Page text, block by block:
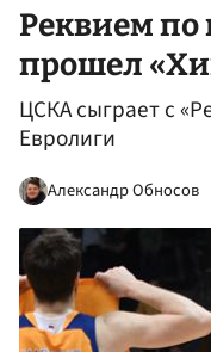
Реквием по
прошел
ЦСКА сыграет с
Евролиги
Александр Обносов